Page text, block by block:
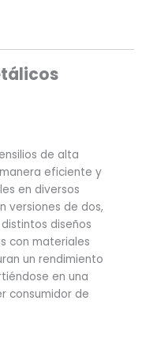
de alta
eficiente y
en diversos
versiones de dos,
diseños
con materiales
un rendimiento
en una
consumidor de